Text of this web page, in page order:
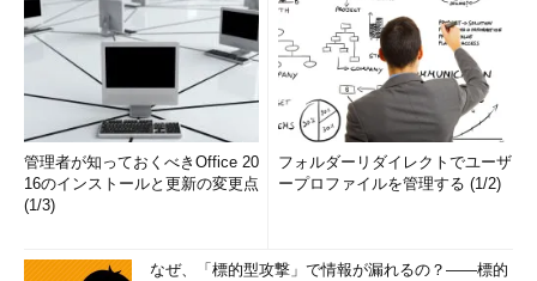
管理者が知っておくべきOffice 20
16のインストールと更新の変更点
(1/3)
フォルダーリダイレクトでユーザ
ープロファイルを管理する (1/2)
なぜ、「標的型攻撃」で情報が漏れるの？――標的